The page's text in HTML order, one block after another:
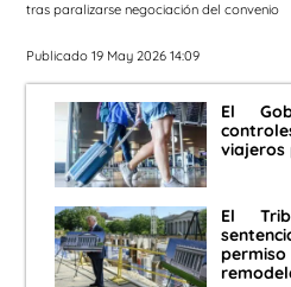
tras paralizarse negociación del convenio
Publicado 19 May 2026 14:09
El
viajeros
El